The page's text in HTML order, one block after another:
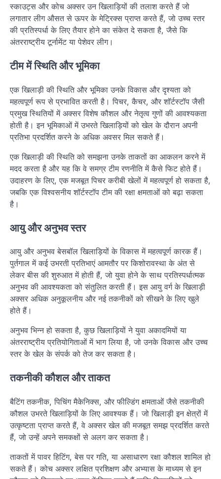
स्काउट्स और कोच अक्सर उन खिलाड़ियों की तलाश करते हैं जो
लगातार लीग औसत से ऊपर के मेट्रिक्स प्राप्त करते हैं, जो उच्च स्तर
की प्रतिस्पर्धा के लिए तैयार होने का संकेत दे सकता है, जैसे कि
अंतरराष्ट्रीय टूर्नामेंट या पेशेवर लीग।
टीम में स्थिति और भूमिका
एक खिलाड़ी की स्थिति और भूमिका उनके विकास और दृश्यता को
महत्वपूर्ण रूप से प्रभावित करती है। पिचर, कैचर, और शॉर्टस्टॉप जैसी
प्रमुख स्थितियों में अक्सर विशेष कौशल और नेतृत्व गुणों की आवश्यकता
होती है। इन भूमिकाओं में उभरते खिलाड़ियों को खेल के दौरान अपनी
प्रतिभा प्रदर्शित करने के अधिक अवसर मिल सकते हैं।
एक खिलाड़ी की स्थिति को समझना उनके ताकतों का आकलन करने में
मदद करता है और यह कि वे समग्र टीम रणनीति में कैसे फिट होते हैं।
उदाहरण के लिए, एक मजबूत पिचर करीबी खेलों में महत्वपूर्ण हो सकता है,
जबकि एक विश्वसनीय शॉर्टस्टॉप टीम की रक्षा क्षमताओं को बढ़ा सकता
है।
आयु और अनुभव स्तर
आयु और अनुभव बेसबॉल खिलाड़ियों के विकास में महत्वपूर्ण कारक हैं।
पुर्तगाल में कई उभरती प्रतिभाएं आमतौर पर किशोरावस्था के अंत से
लेकर बीस की शुरुआत में होती हैं, जो युवा होने के साथ प्रतिस्पर्धात्मक
अनुभव की आवश्यकता को संतुलित करती हैं। इस आयु वर्ग के खिलाड़ी
अक्सर अधिक अनुकूलनीय और नई तकनीकों को सीखने के लिए खुले
होते हैं।
अनुभव भिन्न हो सकता है, कुछ खिलाड़ियों ने युवा अकादमियों या
अंतरराष्ट्रीय प्रतियोगिताओं में भाग लिया है, जो उनके विकास और उच्च
स्तर के खेल के संपर्क को तेज कर सकता है।
तकनीकी कौशल और ताकत
बैटिंग तकनीक, पिचिंग मैकेनिक्स, और फील्डिंग क्षमताओं जैसे तकनीकी
कौशल उभरते खिलाड़ियों के लिए आवश्यक हैं। जो खिलाड़ी इन क्षेत्रों में
उत्कृष्टता प्राप्त करते हैं, वे अक्सर खेल की मजबूत समझ प्रदर्शित करते
हैं, जो उन्हें अपने समकक्षों से अलग कर सकता है।
ताकतों में पावर हिटिंग, बेस पर गति, या असाधारण रक्षा कौशल शामिल हो
सकते हैं। कोच अक्सर लक्षित प्रशिक्षण और अभ्यास के माध्यम से इन